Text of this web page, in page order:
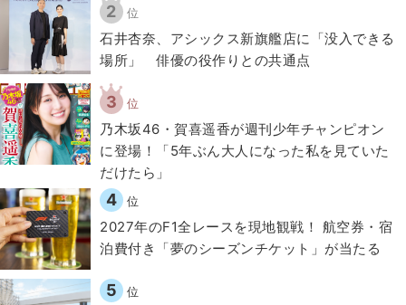
2 位
石井杏奈、アシックス新旗艦店に「没入できる
場所」 俳優の役作りとの共通点
3 位
乃木坂46・賀喜遥香が週刊少年チャンピオン
に登場！「5年ぶん大人になった私を見ていた
だけたら」
4 位
2027年のF1全レースを現地観戦！ 航空券・宿
泊費付き「夢のシーズンチケット」が当たる
5 位